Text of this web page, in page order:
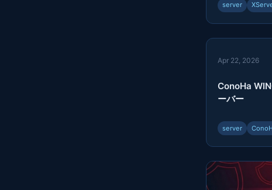
server
Apr 22, 2026
ConoHa
ーバー
server